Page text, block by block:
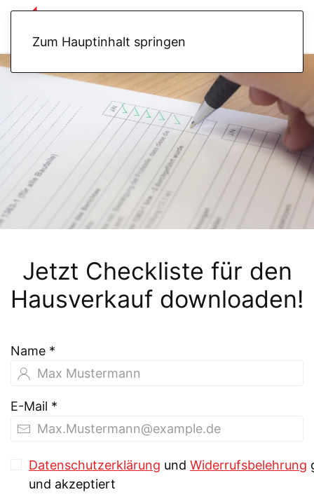
Zum Hauptinhalt springen
Jetzt Checkliste für den
Hausverkauf downloaden!
Name *
E-Mail *
Datenschutzerklärung und Widerrufsbelehrung
und akzeptiert